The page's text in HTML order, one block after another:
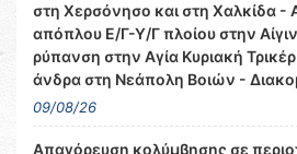
στη Χερσόνησο και στη Χαλκίδα -
απόπλου Ε/Γ-Υ/Γ πλοίου στην
ρύπανση στην Αγία Κυριακή
άνδρα στη Νεάπολη Βοιών -
09/08/26
Απαγόρευση κολύμβησης σε